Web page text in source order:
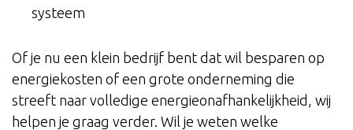
systeem
Of je nu een klein bedrijf bent dat wil besparen op
energiekosten of een grote onderneming die
streeft naar volledige energieonafhankelijkheid, wij
helpen je graag verder. Wil je weten welke